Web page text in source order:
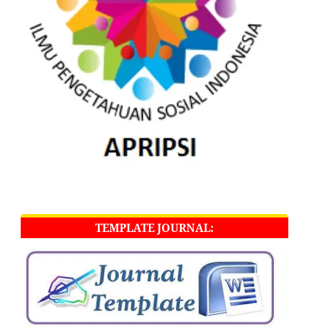
TEMPLATE JOURNAL: